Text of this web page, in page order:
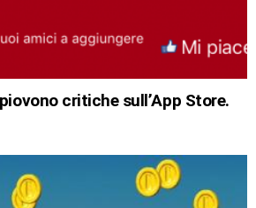
critiche sull’App Store.